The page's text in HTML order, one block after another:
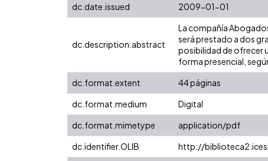
dc.date.issued
2009-01-01
dc.description.abstract
La compañía
será prestado a dos
posibilidad de ofrecer
forma presencial,
dc.format.extent
44 páginas
dc.format.medium
Digital
dc.format.mimetype
application/pdf
dc.identifier.OLIB
http://